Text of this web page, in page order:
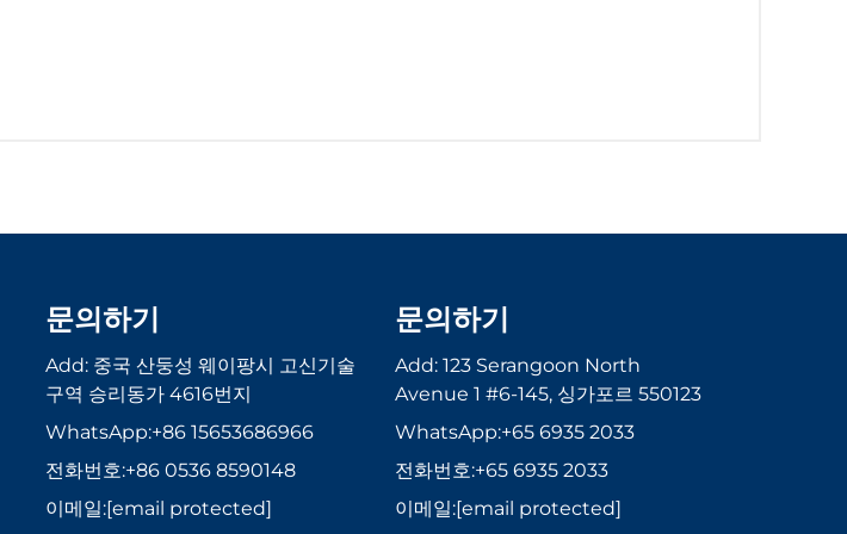
문의하기
Add: 중국 산둥성 웨이팡시 고신기술
구역 승리동가 4616번지
WhatsApp:+86 15653686966
전화번호:+86 0536 8590148
이메일:[email protected]
문의하기
Add: 123 Serangoon North
Avenue 1 #6-145, 싱가포르 550123
WhatsApp:+65 6935 2033
전화번호:+65 6935 2033
이메일:[email protected]